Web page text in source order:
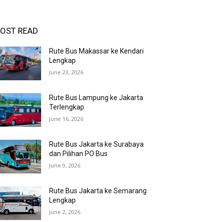
READ
Rute Bus Makassar ke Kendari
Lengkap
June 23, 2026
Rute Bus Lampung ke Jakarta
Terlengkap
June 16, 2026
Rute Bus Jakarta ke Surabaya
dan Pilihan PO Bus
June 9, 2026
Rute Bus Jakarta ke Semarang
Lengkap
June 2, 2026